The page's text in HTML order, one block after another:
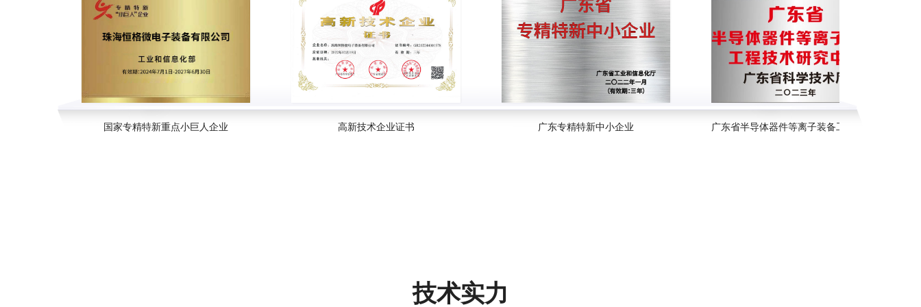
国家专精特新重点小巨人企业 高新技术企业证书 广东专精特新中小企业 广东省半导体器件等离子装备工程技术研究中心
技术实力